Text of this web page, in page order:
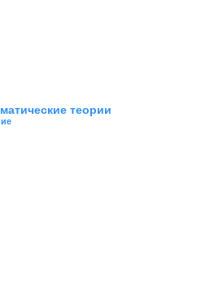
теории